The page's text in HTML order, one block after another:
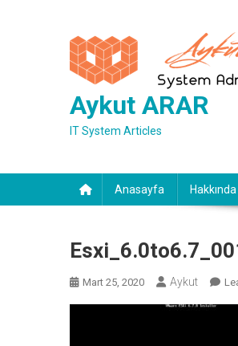
Aykut ARAR
IT System Articles
Anasayfa Hakkında
Mart 25, 2020 Aykut